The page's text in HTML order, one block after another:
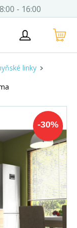
- 16:00
linky
-30%